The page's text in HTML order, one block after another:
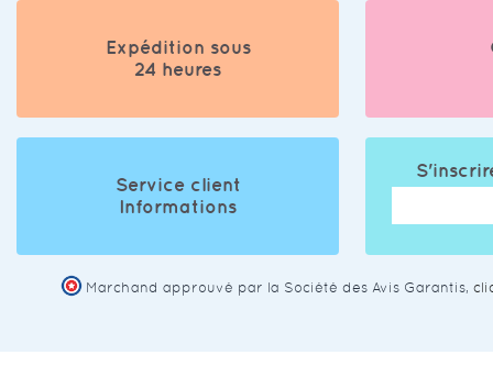
Expédition sous
24 heures
Service client
Informations
Marchand approuvé par la Société des Avis Garantis,